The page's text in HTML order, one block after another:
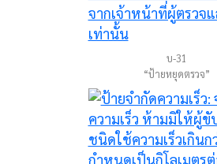
บ-31
“ป้ายหยุดตรวจ”